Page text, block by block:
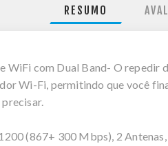
RESUMO
WiFi com Dual Band- O repedir
Wi-Fi, permitindo que você
(867+ 300 Mbps), 2